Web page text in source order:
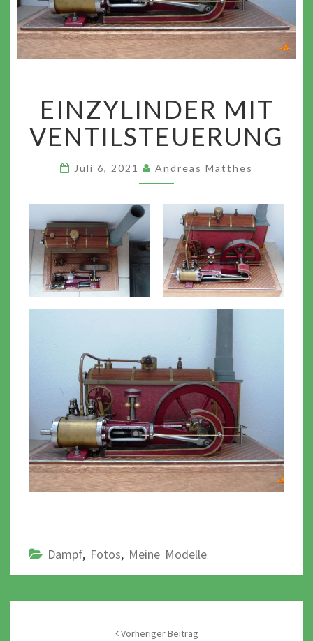
MIT
VENTILSTEUERUNG
EINZYLINDER MIT
VENTILSTEUERUNG
Juli 6, 2021 Andreas Matthes
Dampf, Fotos, Meine Modelle
Vorheriger Beitrag